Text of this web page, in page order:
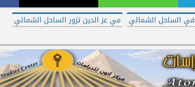
الساحل الشمالي
مي عز الدين تزور الساحل الشمالي